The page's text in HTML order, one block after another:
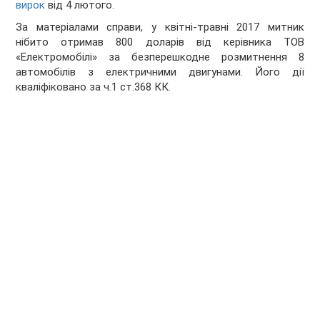
вирок від 4 лютого.
За матеріалами справи, у квітні-травні 2017 митник
нібито отримав 800 доларів від керівника ТОВ
«Електромобілі» за безперешкодне розмитнення 8
автомобілів з електричними двигунами. Його дії
кваліфіковано за ч.1 ст.368 КК.